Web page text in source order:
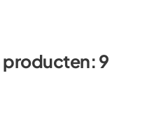
producten:9